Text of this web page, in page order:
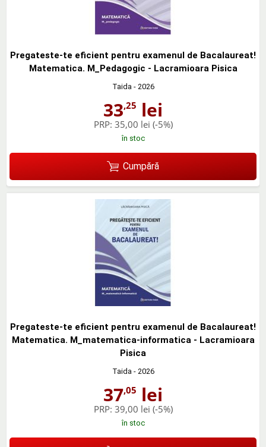
Pregateste-te eficient pentru examenul de Bacalaureat!
Matematica. M_Pedagogic - Lacramioara Pisica
Taida - 2026
33,25 lei
PRP: 35,00 lei (-5%)
în stoc
Cumpără
Pregateste-te eficient pentru examenul de Bacalaureat!
Matematica. M_matematica-informatica - Lacramioara
Pisica
Taida- 2026
37,05 lei
PRP: 39,00 lei (-5%)
în stoc